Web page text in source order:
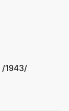
/1943/